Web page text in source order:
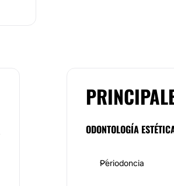
ODONTOLOGÍA
Periodoncia